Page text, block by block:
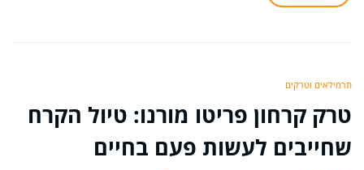
תרמילאים וטרקים
טרק קרחון פריטו מורנו: טיול הקרח
שחייבים לעשות פעם בחיים